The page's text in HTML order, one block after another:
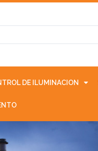
DE ILUMINACION